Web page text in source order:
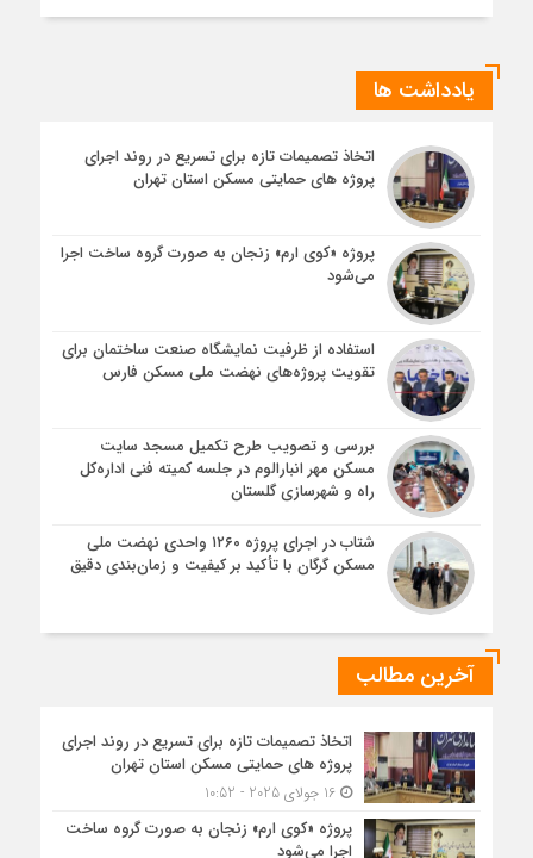
یادداشت ها
اتخاذ تصمیمات تازه برای تسریع در روند اجرای
پروژه های حمایتی مسکن استان تهران
پروژه «کوی ارم» زنجان به صورت گروه ساخت اجرا
می‌شود
استفاده از ظرفیت نمایشگاه صنعت ساختمان برای
تقویت پروژه‌های نهضت ملی مسکن فارس
بررسی و تصویب طرح تکمیل مسجد سایت
مسکن مهر انبارالوم در جلسه کمیته فنی اداره‌کل
راه و شهرسازی گلستان
شتاب در اجرای پروژه ۱۲۶۰ واحدی نهضت ملی
مسکن گرگان با تأکید بر کیفیت و زمان‌بندی دقیق
آخرین مطالب
اتخاذ تصمیمات تازه برای تسریع در روند اجرای
پروژه های حمایتی مسکن استان تهران
16 جولای 2025 - 10:52
پروژه «کوی ارم» زنجان به صورت گروه ساخت
اجرا می‌شود